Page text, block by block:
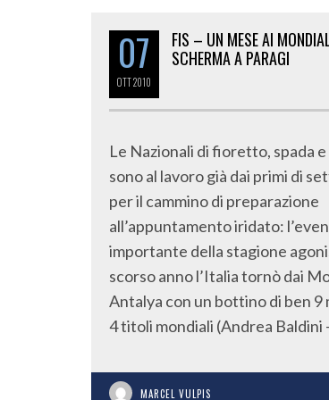
07
OTT2010
FIS – UN MESE AI
SCHERMA A PARAGI
Le Nazionali di fioretto, spada e
sono al lavoro già dai primi di
per il cammino di preparazione
all’appuntamento iridato:
importante della stagione
scorso anno l’Italia tornò dai
Antalya con un bottino di ben 9
4 titoli mondiali (Andrea Baldini
MARCEL VULPIS